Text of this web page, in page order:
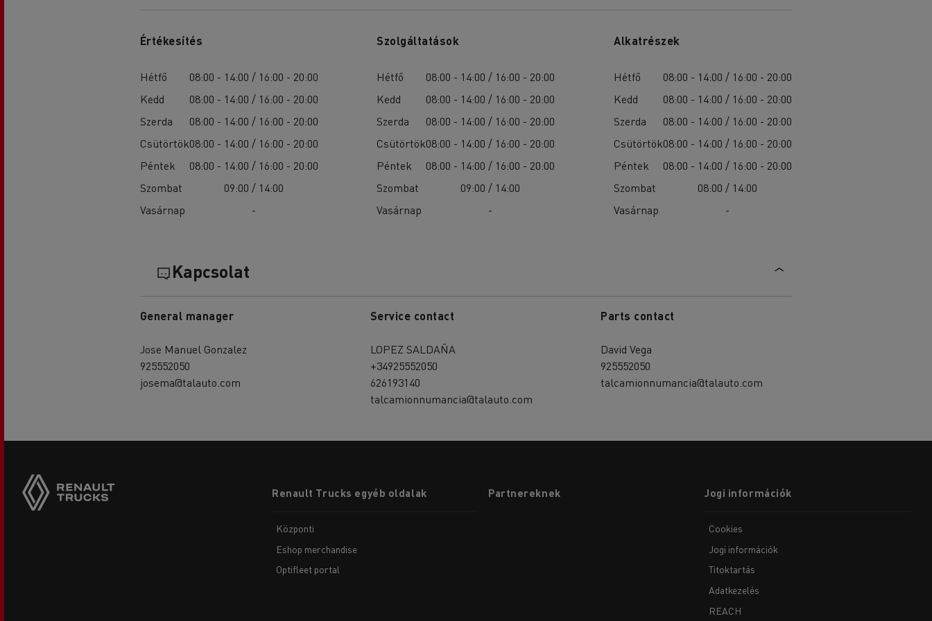
Értékesítés
Hétfő
08:00 - 14:00 / 16:00 - 20:00
Kedd
08:00 - 14:00 / 16:00 - 20:00
Szerda
08:00 - 14:00 / 16:00 - 20:00
Csütörtök08:00 - 14:00 / 16:00 - 20:00
Péntek
08:00 - 14:00 / 16:00 - 20:00
Szombat
09:00 / 14:00
Vasárnap
-
Szolgáltatások
Hétfő
08:00 - 14:00 / 16:00 - 20:00
Kedd
08:00 - 14:00 / 16:00 - 20:00
Szerda
08:00 - 14:00 / 16:00 - 20:00
Csütörtök08:00 - 14:00 / 16:00 - 20:00
Péntek
08:00 - 14:00 / 16:00 - 20:00
Szombat
09:00 / 14:00
Vasárnap
-
Alkatrészek
Hétfő
08:00 - 14:00 / 16:00 - 20:00
Kedd
08:00 - 14:00 / 16:00 - 20:00
Szerda
08:00 - 14:00 / 16:00 - 20:00
Csütörtök08:00 - 14:00 / 16:00 - 20:00
Péntek
08:00 - 14:00 / 16:00 - 20:00
Szombat
08:00 / 14:00
Vasárnap
-
Kapcsolat
General manager
Jose Manuel Gonzalez
925552050
josema@talauto.com
Service contact
LOPEZ SALDAÑA
+34925552050
626193140
talcamionnumancia@talauto.com
Parts contact
David Vega
925552050
talcamionnumancia@talauto.com
menuRenault Trucks egyéb oldalak
Központi
Eshop merchandise
Optifleet portal
Partnereknek Jogi információk
Cookies
Jogi információk
Titoktartás
Adatkezelés
REACH